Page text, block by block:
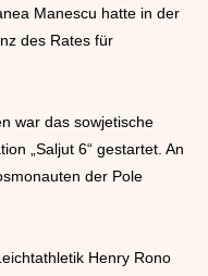
Manescu hatte in der
des Rates für
war das sowjetische
„Saljut 6“ gestartet. An
der Pole
Henry Rono